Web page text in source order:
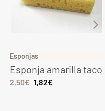
Esponjas
Esponja amarilla taco
2,50€ 1,82€